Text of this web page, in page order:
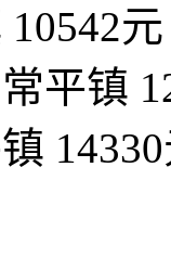
10542元
常平镇